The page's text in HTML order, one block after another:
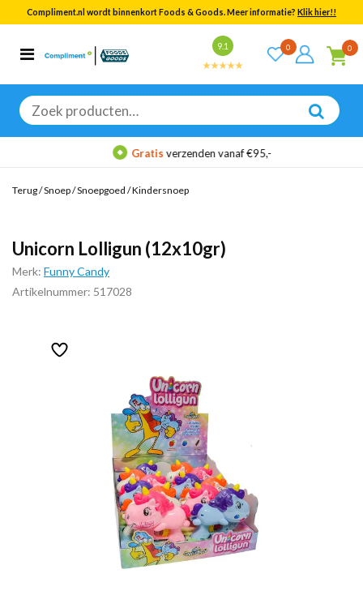
Compliment.nl wordt binnenkort Foods & Goods. Meer informatie? Klik hier!!
9.1 0 0
Zoeken
naar:
Categorieën
Bekijk alle resultaten
Gratisverzenden vanaf €95,-
Terug/Snoep/Snoepgoed /Kindersnoep
Unicorn Lolligun (12x10gr)
Merk: Funny Candy
Artikelnummer: 517028